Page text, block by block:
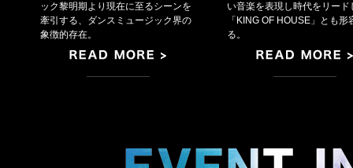
ック黎明期より現在に至るシーンを
牽引する、ダンスミュージック界の
象徴的存在。
い音楽を表現し時代をリード
「KING OF HOUSE」とも形
る。